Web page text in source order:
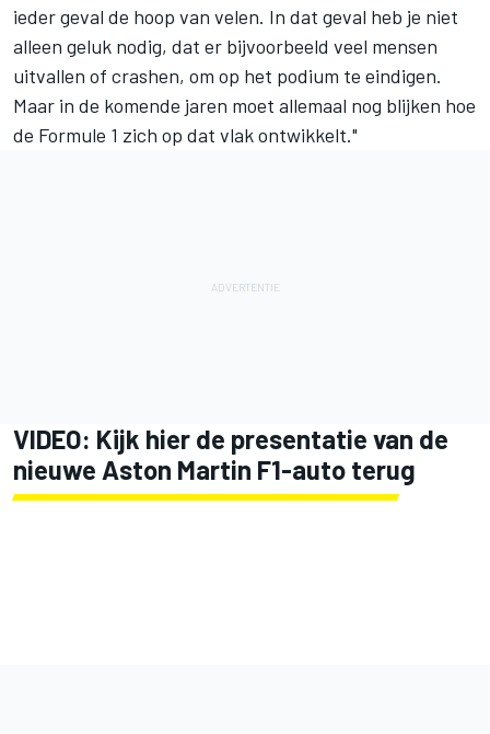
ieder geval de hoop van velen. In dat geval heb je niet
alleen geluk nodig, dat er bijvoorbeeld veel mensen
uitvallen of crashen, om op het podium te eindigen.
Maar in de komende jaren moet allemaal nog blijken hoe
de Formule 1 zich op dat vlak ontwikkelt."
VIDEO: Kijk hier de presentatie van de
nieuwe Aston Martin F1-auto terug